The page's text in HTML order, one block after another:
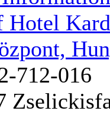
Hotel
712-016